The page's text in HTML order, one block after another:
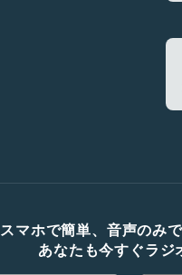
スマホで簡単、音声のみ
あなたも今すぐラジ